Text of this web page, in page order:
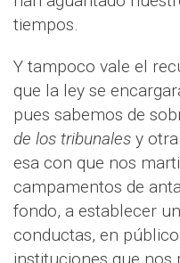
tiempos.
Y tampoco vale el
que la ley se
pues sabemos de
de los tribunales y
esa con que nos
campamentos de
fondo, a establecer
conductas, en